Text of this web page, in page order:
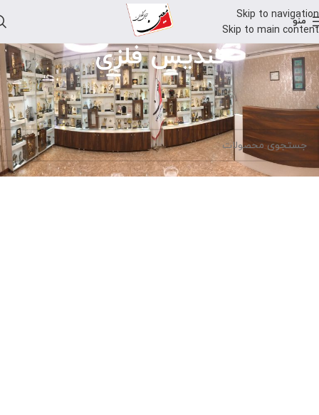
Skip to navigation
Skip to main content
منو
تندیس فلزی
خانه تندیس فلزی
هیچ محصولی یافت نشد.